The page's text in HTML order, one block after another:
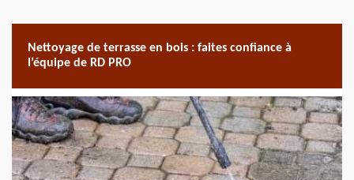
Nettoyage de terrasse en bois : faites confiance à
l’équipe de RD PRO